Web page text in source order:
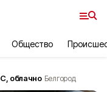
Общество
облачно Белгород